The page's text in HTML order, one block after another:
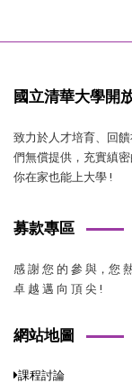
國立清華大學開
致力於人才培育、回
們無償提供，充實縝
你在家也能上大學 !
募款專區
感 謝 您 的 參 與，您
卓 越 邁 向 頂 尖 !
網站地圖
課程討論